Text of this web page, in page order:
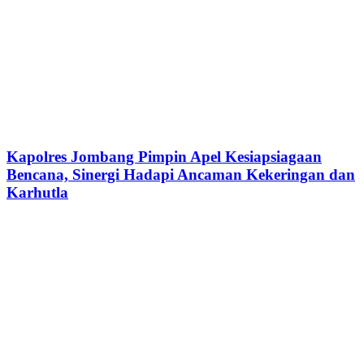
Kapolres Jombang Pimpin Apel Kesiapsiagaan
Bencana, Sinergi Hadapi Ancaman Kekeringan dan
Karhutla